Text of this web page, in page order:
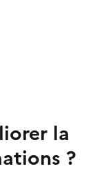
la
?